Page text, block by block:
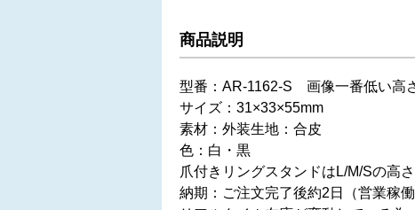
商品説明
型番：AR-1162-S 画像一番低い高
サイズ：31×33×55mm
素材：外装生地：合皮
色：白・黒
爪付きリングスタンドはL/M/Sの高さ
納期：ご注文完了後約2日（営業稼